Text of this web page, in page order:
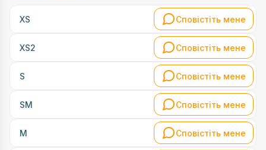
XS Сповістіть мене
XS2 Сповістіть мене
S Сповістіть мене
SM Сповістіть мене
M Сповістіть мене